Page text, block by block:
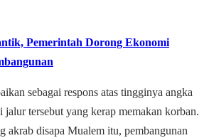
Pemerintah Dorong Ekonomi
sebagai respons atas tingginya angka
jalur tersebut yang kerap memakan korban.
akrab disapa Mualem itu, pembangunan